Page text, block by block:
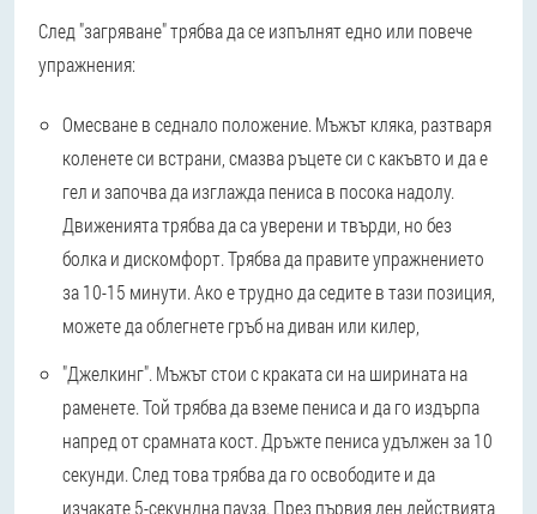
След "загряване" трябва да се изпълнят едно или повече
упражнения:
Омесване в седнало положение. Мъжът кляка, разтваря
коленете си встрани, смазва ръцете си с какъвто и да е
гел и започва да изглажда пениса в посока надолу.
Движенията трябва да са уверени и твърди, но без
болка и дискомфорт. Трябва да правите упражнението
за 10-15 минути. Ако е трудно да седите в тази позиция,
можете да облегнете гръб на диван или килер,
"Джелкинг". Мъжът стои с краката си на ширината на
раменете. Той трябва да вземе пениса и да го издърпа
напред от срамната кост. Дръжте пениса удължен за 10
секунди. След това трябва да го освободите и да
изчакате 5-секундна пауза. През първия ден действията